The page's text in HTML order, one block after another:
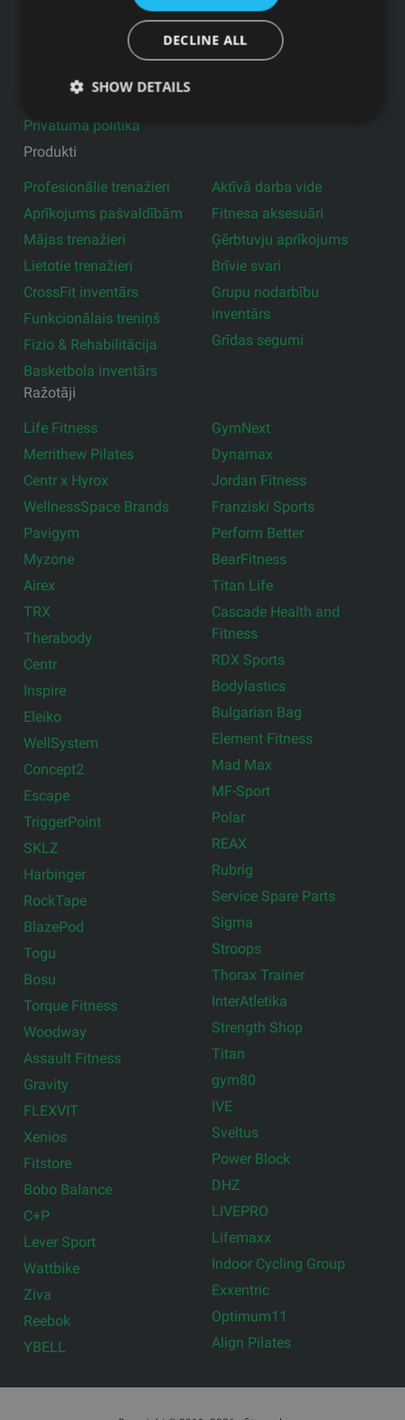
Privātuma politika
Produkti
Profesionālie trenažieri
Aprīkojums pašvaldībām
Mājas trenažieri
Lietotie trenažieri
CrossFit inventārs
Funkcionālais treniņš
Fizio & Rehabilitācija
Basketbola inventārs
Aktīvā darba vide
Fitnesa aksesuāri
Ģērbtuvju aprīkojums
Brīvie svari
Grupu nodarbību
inventārs
Grīdas segumi
Ražotāji
Life Fitness
Merrithew Pilates
Centr x Hyrox
WellnessSpace Brands
Pavigym
Myzone
Airex
TRX
Therabody
Centr
Inspire
Eleiko
WellSystem
Concept2
Escape
TriggerPoint
SKLZ
Harbinger
RockTape
BlazePod
Togu
Bosu
Torque Fitness
Woodway
Assault Fitness
Gravity
FLEXVIT
Xenios
Fitstore
Bobo Balance
C+P
Lever Sport
Wattbike
Ziva
Reebok
YBELL
GymNext
Dynamax
Jordan Fitness
Franziski Sports
Perform Better
BearFitness
Titan Life
Cascade Health and
Fitness
RDX Sports
Bodylastics
Bulgarian Bag
Element Fitness
Mad Max
MF-Sport
Polar
REAX
Rubrig
Service Spare Parts
Sigma
Stroops
Thorax Trainer
InterAtletika
Strength Shop
Titan
gym80
IVE
Sveltus
Power Block
DHZ
LIVEPRO
Lifemaxx
Indoor Cycling Group
Exxentric
Optimum11
Align Pilates
DECLINE ALL
SHOW DETAILS